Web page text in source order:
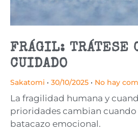
FRÁGIL: TRÁTESE
CUIDADO
Sakatomi 30/10/2025 No hay
La fragilidad humana y
prioridades cambian cuando
batacazo emocional.